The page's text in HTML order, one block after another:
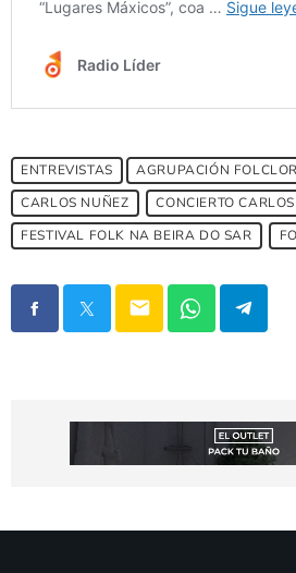
ENTREVISTAS
AGRUPACIÓN
CARLOS NUÑEZ
CONCIERTO
FESTIVAL FOLK NA BEIRA DO SAR
email